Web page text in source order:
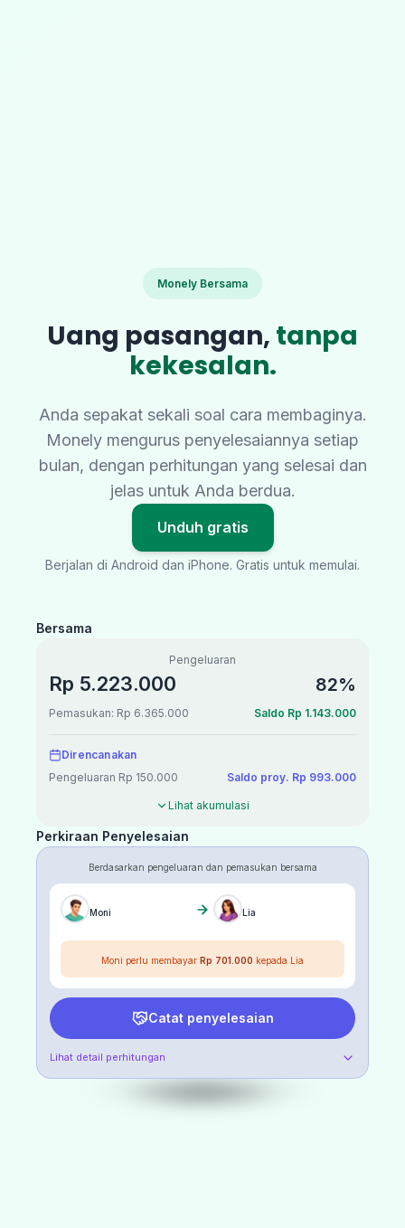
Monely Bersama
Uang pasangan, tanpa
kekesalan.
Anda sepakat sekali soal cara membaginya.
Monely mengurus penyelesaiannya setiap
bulan, dengan perhitungan yang selesai dan
jelas untuk Anda berdua.
Unduh gratis
Berjalan di Android dan iPhone. Gratis untuk memulai.
Bersama
Pengeluaran
Rp 5.223.000 82%
Pemasukan: Rp 6.365.000 Saldo Rp 1.143.000
Direncanakan
Pengeluaran Rp 150.000
Saldo proy. Rp 993.000
Lihat akumulasi
Perkiraan Penyelesaian
Berdasarkan pengeluaran dan pemasukan bersama
Moni Lia
Moni perlu membayar Rp 701.000 kepada Lia
Catat penyelesaian
Lihat detail perhitungan